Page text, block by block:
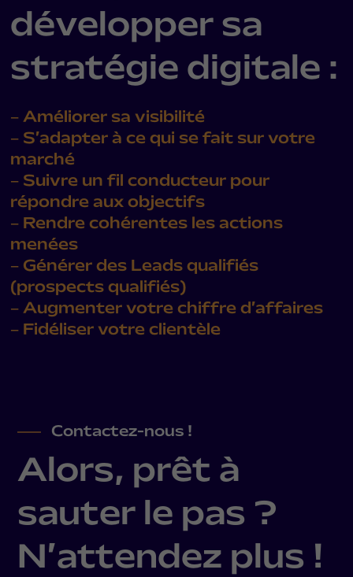
développer sa
stratégie digitale :
– Améliorer sa visibilité
– S’adapter à ce qui se fait sur votre
marché
– Suivre un fil conducteur pour
répondre aux objectifs
– Rendre cohérentes les actions
menées
– Générer des Leads qualifiés
(prospects qualifiés)
– Augmenter votre chiffre d’affaires
– Fidéliser votre clientèle
Contactez-nous !
Alors, prêt à
sauter le pas ?
N’attendez plus !